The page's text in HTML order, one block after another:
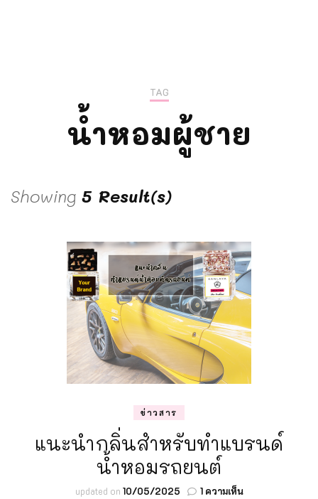
TAG
น้ำหอมผู้ชาย
Showing 5 Result(s)
ข่าวสาร
แนะนำกลิ่นสำหรับทำแบรนด์
น้ำหอมรถยนต์
updated on 10/05/2025 1 ความเห็นบน